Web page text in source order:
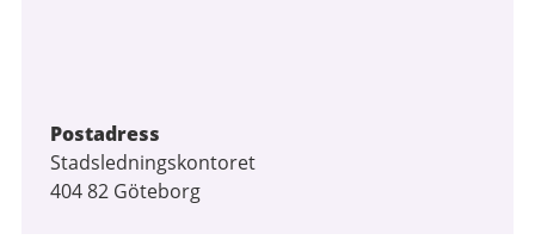
Postadress
Stadsledningskontoret
404 82 Göteborg